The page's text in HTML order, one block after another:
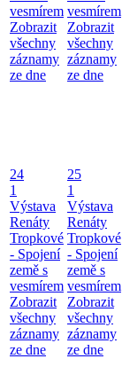
vesmírem
Zobrazit
všechny
záznamy
ze dne
vesmírem
Zobrazit
všechny
záznamy
ze dne
24
1
Výstava
Renáty
Tropkové
- Spojení
země s
vesmírem
Zobrazit
všechny
záznamy
ze dne
25
1
Výstava
Renáty
Tropkové
- Spojení
země s
vesmírem
Zobrazit
všechny
záznamy
ze dne